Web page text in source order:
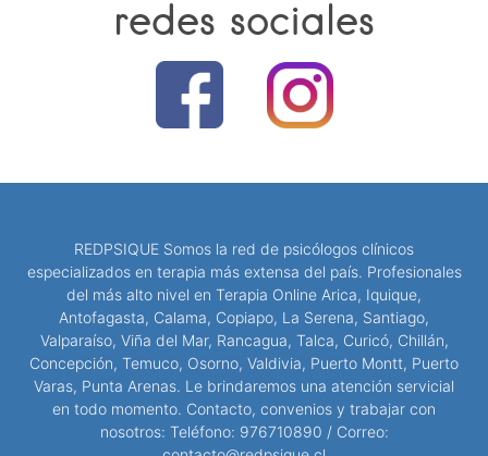
redes sociales
REDPSIQUE Somos la red de psicólogos clínicos
especializados en terapia más extensa del país. Profesionales
del más alto nivel en Terapia Online Arica, Iquique,
Antofagasta, Calama, Copiapo, La Serena, Santiago,
Valparaíso, Viña del Mar, Rancagua, Talca, Curicó, Chillán,
Concepción, Temuco, Osorno, Valdivia, Puerto Montt, Puerto
Varas, Punta Arenas. Le brindaremos una atención servicial
en todo momento. Contacto, convenios y trabajar con
nosotros: Teléfono: 976710890 / Correo: